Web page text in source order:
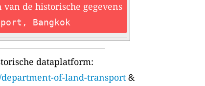
de historische gegevens
Bangkok
dataplatform:
of-land-transport&